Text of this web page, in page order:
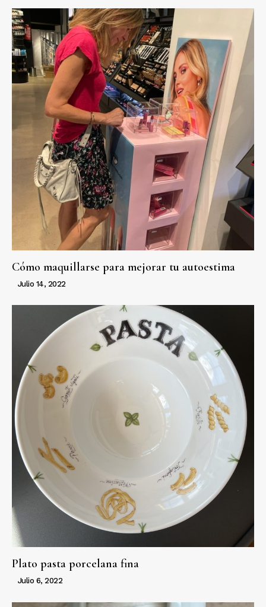
Cómo maquillarse para mejorar tu autoestima
Julio 14, 2022
Plato pasta porcelana fina
Julio 6, 2022